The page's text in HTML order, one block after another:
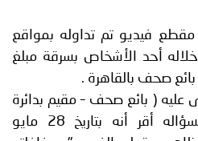
تم تداوله بمواقع
أحد الأشخاص بسرقة مبلغ
بالقاهرة .
بائع صحف – مقيم بدائرة
قسم شرطة حلوان ) وبسؤاله أقر أنه بتاريخ 28 مايو